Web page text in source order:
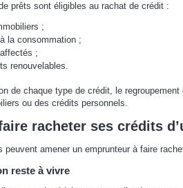
prêts sont éligibles au rachat de crédit :
;
la consommation ;
;
renouvelables.
de chaque type de crédit, le
ou des crédits personnels.
racheter ses crédits
peuvent amener un emprunteur à faire
reste à vivre